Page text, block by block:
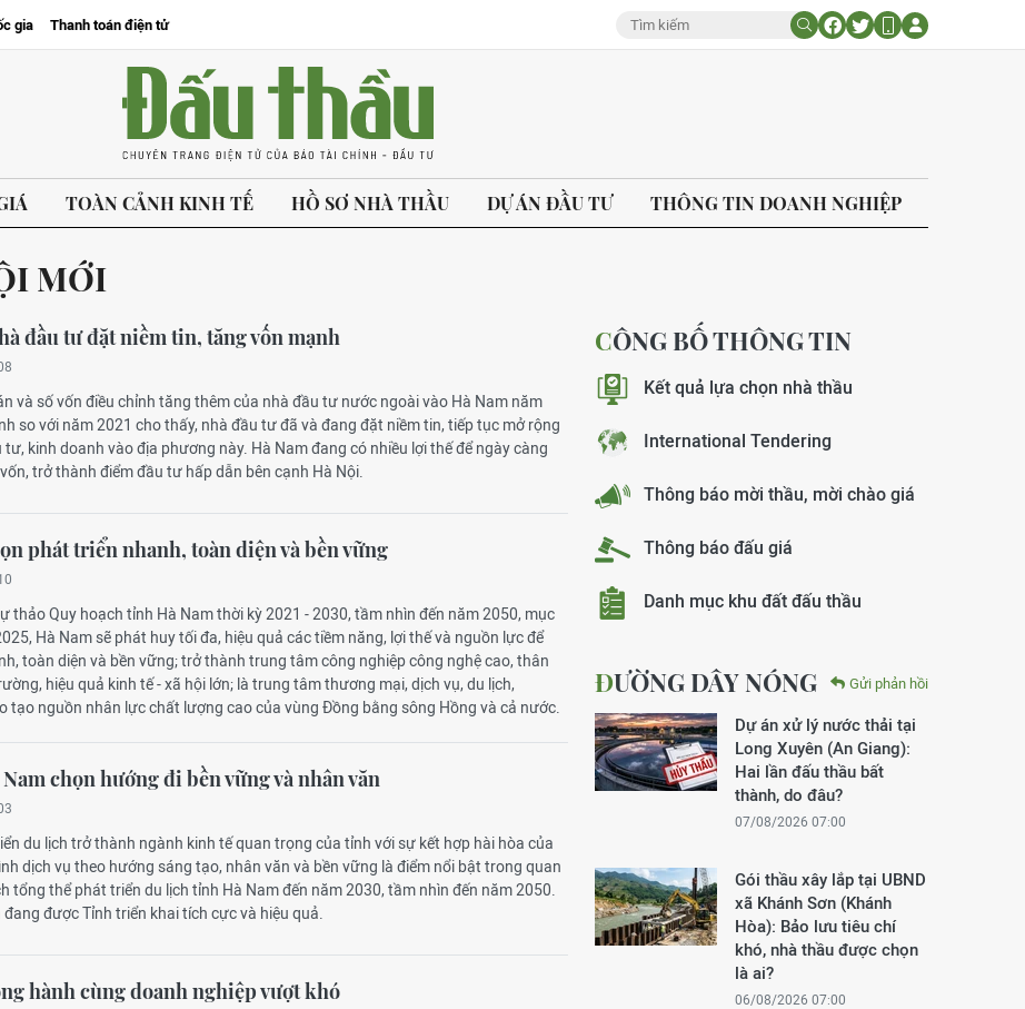
gia Thanh toán điện tử
TOÀN CẢNH KINH TẾ HỒ SƠ NHÀ THẦU DỰ ÁN ĐẦU TƯ THÔNG TIN DOANH NGHIỆP
MỚI
đầu tư đặt niềm tin, tăng vốn mạnh
và số vốn điều chỉnh tăng thêm của nhà đầu tư nước ngoài vào Hà Nam năm
so với năm 2021 cho thấy, nhà đầu tư đã và đang đặt niềm tin, tiếp tục mở rộng
tư, kinh doanh vào địa phương này. Hà Nam đang có nhiều lợi thế để ngày càng
trở thành điểm đầu tư hấp dẫn bên cạnh Hà Nội.
phát triển nhanh, toàn diện và bền vững
thảo Quy hoạch tỉnh Hà Nam thời kỳ 2021 - 2030, tầm nhìn đến năm 2050, mục
Hà Nam sẽ phát huy tối đa, hiệu quả các tiềm năng, lợi thế và nguồn lực để
toàn diện và bền vững; trở thành trung tâm công nghiệp công nghệ cao, thân
hiệu quả kinh tế - xã hội lớn; là trung tâm thương mại, dịch vụ, du lịch,
tạo nguồn nhân lực chất lượng cao của vùng Đồng bằng sông Hồng và cả nước.
chọn hướng đi bền vững và nhân văn
du lịch trở thành ngành kinh tế quan trọng của tỉnh với sự kết hợp hài hòa của
dịch vụ theo hướng sáng tạo, nhân văn và bền vững là điểm nổi bật trong quan
tổng thể phát triển du lịch tỉnh Hà Nam đến năm 2030, tầm nhìn đến năm 2050.
được Tỉnh triển khai tích cực và hiệu quả.
hành cùng doanh nghiệp vượt khó
CÔNG BỐ THÔNG TIN
Kết quả lựa chọn nhà thầu
International Tendering
Thông báo mời thầu, mời chào giá
Thông báo đấu giá
Danh mục khu đất đấu thầu
ĐƯỜNG DÂY NÓNG Gửi phản hồi
Dự án xử lý nước thải tại
Long Xuyên (An Giang):
Hai lần đấu thầu bất
thành, do đâu?
07/08/2026 07:00
Gói thầu xây lắp tại UBND
xã Khánh Sơn (Khánh
Hòa): Bảo lưu tiêu chí
khó, nhà thầu được chọn
là ai?
06/08/2026 07:00